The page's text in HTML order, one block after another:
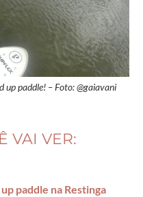
paddle! – Foto: @gaiavani
VAI VER:
paddle na Restinga